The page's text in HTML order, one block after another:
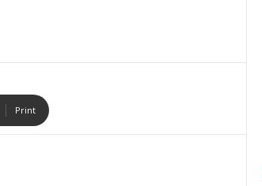
Print